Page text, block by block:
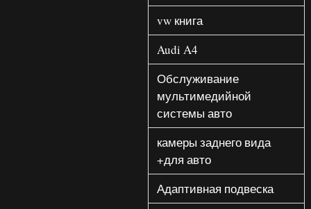
vw книга
Audi A4
Обслуживание
мультимедийной
системы авто
камеры заднего вида
+для авто
Адаптивная подвеска